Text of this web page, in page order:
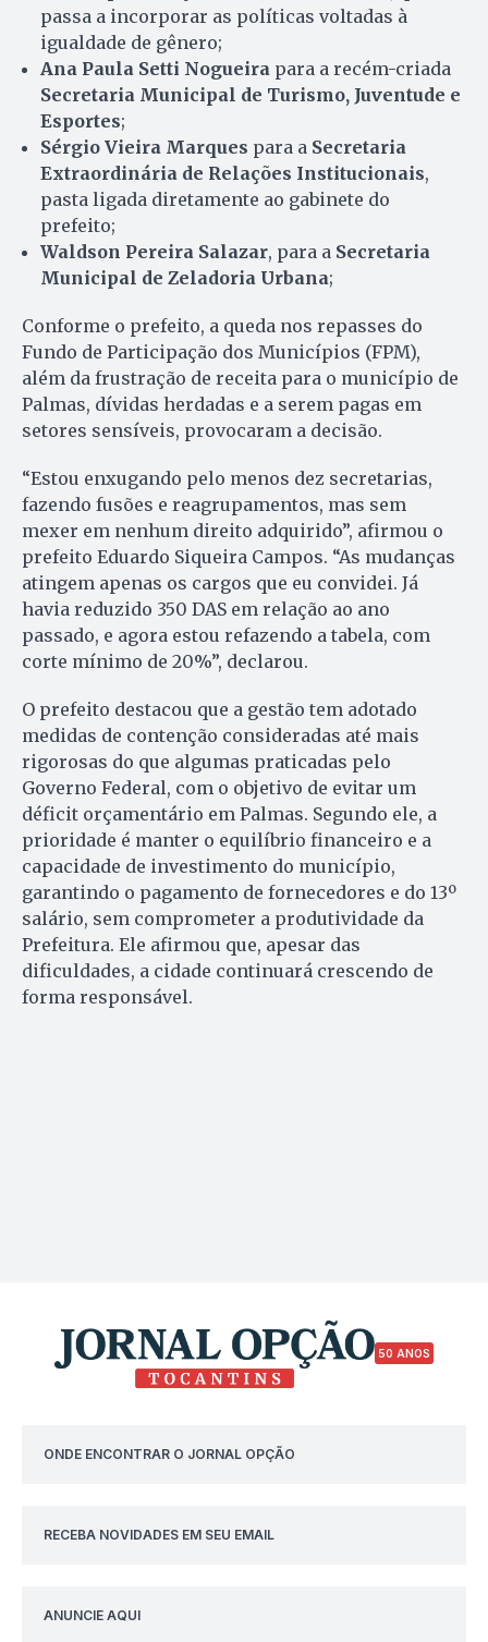
passa a incorporar as políticas voltadas à
igualdade de gênero;
Ana Paula Setti Nogueira para a recém-criada
Secretaria Municipal de Turismo, Juventude e
Esportes;
Sérgio Vieira Marques para a Secretaria
Extraordinária de Relações Institucionais,
pasta ligada diretamente ao gabinete do
prefeito;
Waldson Pereira Salazar, para a Secretaria
Municipal de Zeladoria Urbana;
Conforme o prefeito, a queda nos repasses do
Fundo de Participação dos Municípios (FPM),
além da frustração de receita para o município de
Palmas, dívidas herdadas e a serem pagas em
setores sensíveis, provocaram a decisão.
“Estou enxugando pelo menos dez secretarias,
fazendo fusões e reagrupamentos, mas sem
mexer em nenhum direito adquirido”, afirmou o
prefeito Eduardo Siqueira Campos. “As mudanças
atingem apenas os cargos que eu convidei. Já
havia reduzido 350 DAS em relação ao ano
passado, e agora estou refazendo a tabela, com
corte mínimo de 20%”, declarou.
O prefeito destacou que a gestão tem adotado
medidas de contenção consideradas até mais
rigorosas do que algumas praticadas pelo
Governo Federal, com o objetivo de evitar um
déficit orçamentário em Palmas. Segundo ele, a
prioridade é manter o equilíbrio financeiro e a
capacidade de investimento do município,
garantindo o pagamento de fornecedores e do 13º
salário, sem comprometer a produtividade da
Prefeitura. Ele afirmou que, apesar das
dificuldades, a cidade continuará crescendo de
forma responsável.
50 ANOS
ONDE ENCONTRAR O JORNAL OPÇÃO
RECEBA NOVIDADES EM SEU EMAIL
ANUNCIE AQUI